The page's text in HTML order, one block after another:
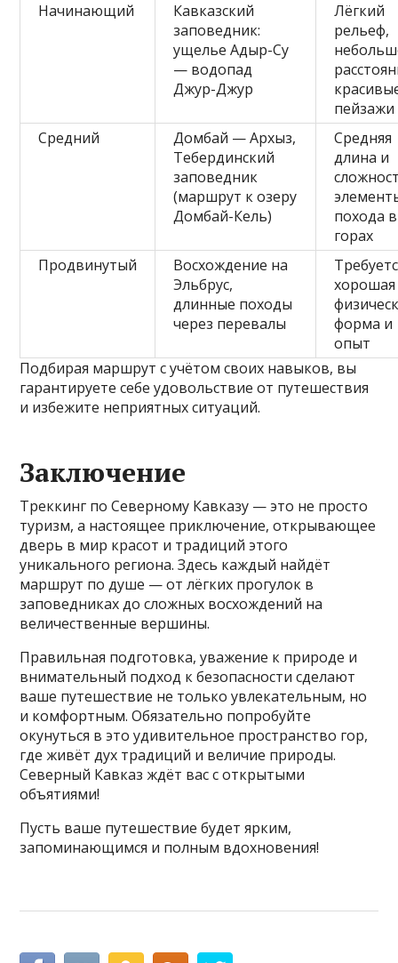
Начинающий
Кавказский
заповедник:
ущелье Адыр-Су
— водопад
Джур-Джур
Лёгкий
рельеф,
пейзажи
Средний
Домбай — Архыз,
Тебердинский
заповедник
(маршрут к озеру
Домбай-Кель)
Средняя
длина и
похода в
горах
Продвинутый
Восхождение на
Эльбрус,
длинные походы
через перевалы
хорошая
форма и
опыт
Подбирая маршрут с учётом своих навыков, вы
гарантируете себе удовольствие от путешествия
и избежите неприятных ситуаций.
Заключение
Треккинг по Северному Кавказу — это не просто
туризм, а настоящее приключение, открывающее
дверь в мир красот и традиций этого
уникального региона. Здесь каждый найдёт
маршрут по душе — от лёгких прогулок в
заповедниках до сложных восхождений на
величественные вершины.
Правильная подготовка, уважение к природе и
внимательный подход к безопасности сделают
ваше путешествие не только увлекательным, но
и комфортным. Обязательно попробуйте
окунуться в это удивительное пространство гор,
где живёт дух традиций и величие природы.
Северный Кавказ ждёт вас с открытыми
объятиями!
Пусть ваше путешествие будет ярким,
запоминающимся и полным вдохновения!